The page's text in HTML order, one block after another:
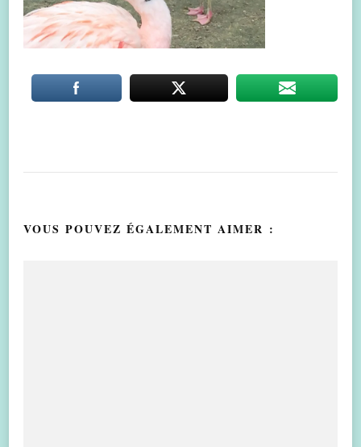
VOUS POUVEZ ÉGALEMENT AIMER :